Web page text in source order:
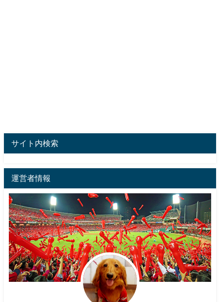
サイト内検索
運営者情報